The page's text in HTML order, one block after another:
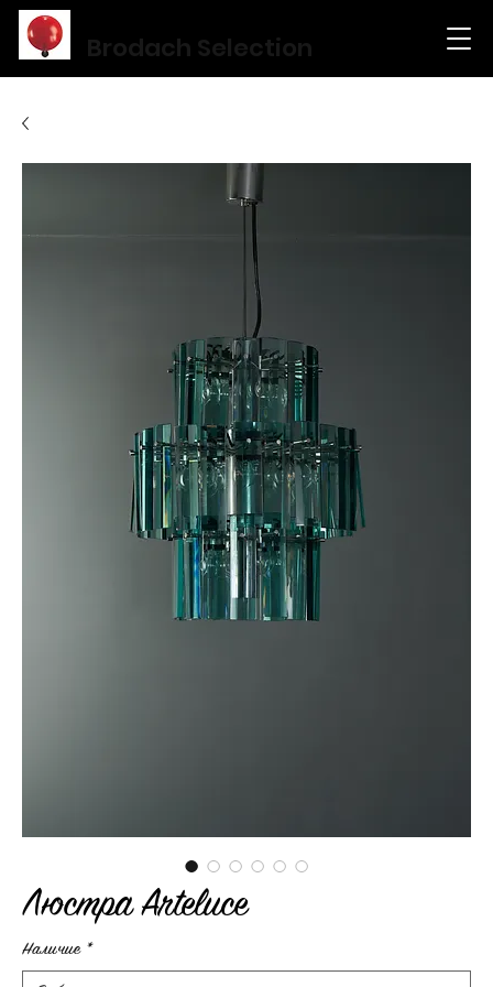
Brodach Selection
Люстра Arteluce
Наличие *